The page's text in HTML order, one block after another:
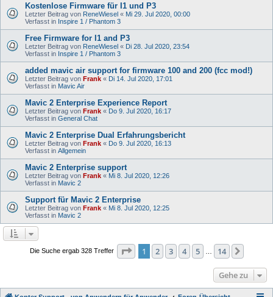
Kostenlose Firmware für I1 und P3
Letzter Beitrag von ReneWiesel « Mi 29. Jul 2020, 00:00
Verfasst in Inspire 1 / Phantom 3
Free Firmware for I1 and P3
Letzter Beitrag von ReneWiesel « Di 28. Jul 2020, 23:54
Verfasst in Inspire 1 / Phantom 3
added mavic air support for firmware 100 and 200 (fcc mod!)
Letzter Beitrag von Frank « Di 14. Jul 2020, 17:01
Verfasst in Mavic Air
Mavic 2 Enterprise Experience Report
Letzter Beitrag von Frank « Do 9. Jul 2020, 16:17
Verfasst in General Chat
Mavic 2 Enterprise Dual Erfahrungsbericht
Letzter Beitrag von Frank « Do 9. Jul 2020, 16:13
Verfasst in Allgemein
Mavic 2 Enterprise support
Letzter Beitrag von Frank « Mi 8. Jul 2020, 12:26
Verfasst in Mavic 2
Support für Mavic 2 Enterprise
Letzter Beitrag von Frank « Mi 8. Jul 2020, 12:25
Verfasst in Mavic 2
Die Suche ergab 328 Treffer Seite 1von 14
1 2 3 4 5 14
Gehe zu